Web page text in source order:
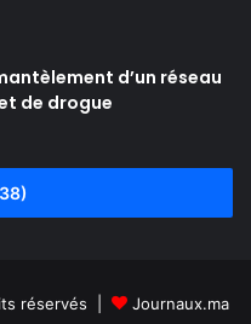
d’un réseau
de drogue
réservés | Journaux.ma